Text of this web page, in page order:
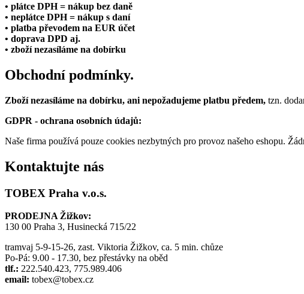
• plátce DPH = nákup bez daně
• neplátce DPH = nákup s daní
• platba převodem na EUR účet
• doprava DPD aj.
• zboží nezasíláme na dobírku
Obchodní podmínky.
Zboží nezasíláme na dobírku, ani nepožadujeme platbu předem, tzn.
GDPR - ochrana osobních údajů:
Naše firma používá pouze cookies nezbytných pro provoz našeho eshopu.
Kontaktujte nás
TOBEX Praha v.o.s.
PRODEJNA Žižkov:
130 00 Praha 3, Husinecká 715/22
tramvaj 5-9-15-26, zast. Viktoria Žižkov, ca. 5 min. chůze
Po-Pá: 9.00 - 17.30, bez přestávky na oběd
tlf.: 222.540.423, 775.989.406
email: tobex@tobex.cz